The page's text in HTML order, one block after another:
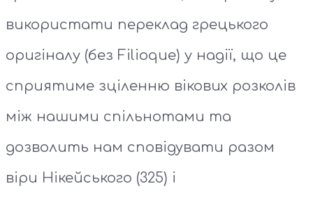
використати переклад грецького
оригіналу (без Filioque) у надії, що це
сприятиме зціленню вікових розколів
між нашими спільнотами та
дозволить нам сповідувати разом
віри Нікейського (325) і